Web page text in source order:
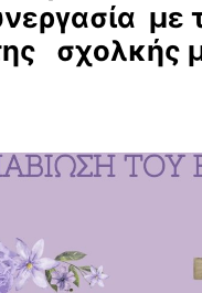
με
σχολκής